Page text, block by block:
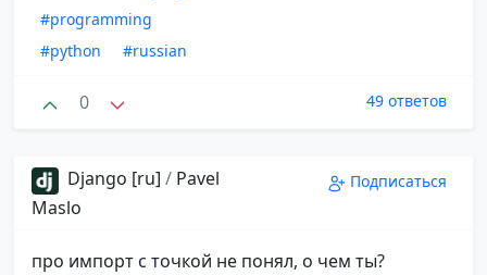
#programming
#python
#russian
0 49 ответов
Django [ru] / Pavel
Maslo
Подписаться
про импорт с точкой не понял, о чем ты?